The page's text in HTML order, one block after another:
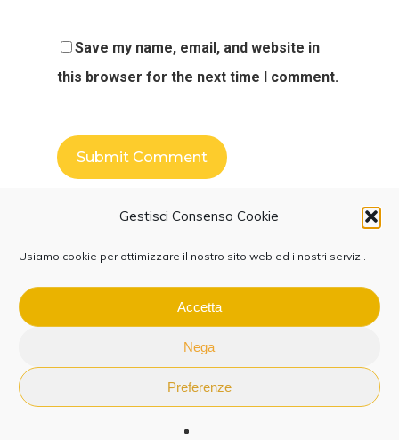
Gestisci Consenso Cookie
Usiamo cookie per ottimizzare il nostro sito web ed i nostri servizi.
Accetta
Nega
Preferenze
Save my name, email, and website in
this browser for the next time I comment.
whatsappphone